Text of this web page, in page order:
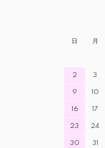
日 月
2 3
9 10
16 17
23 24
30 31